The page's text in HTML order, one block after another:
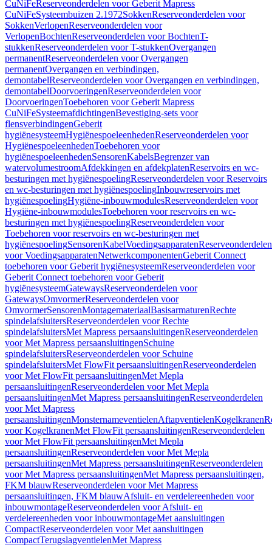
CuNiFeReserveonderdelen voor Geberit Mapress
CuNiFeSysteembuizen 2.1972SokkenReserveonderdelen voor
SokkenVerlopenReserveonderdelen voor
VerlopenBochtenReserveonderdelen voor BochtenT-
stukkenReserveonderdelen voor T-stukkenOvergangen
permanentReserveonderdelen voor Overgangen
permanentOvergangen en verbindingen,
demontabelReserveonderdelen voor Overgangen en verbindingen,
demontabelDoorvoeringenReserveonderdelen voor
DoorvoeringenToebehoren voor Geberit Mapress
CuNiFeSysteemafdichtingenBevestiging-sets voor
flensverbindingenGeberit
hygiënesysteemHygiënespoeleenhedenReserveonderdelen voor
HygiënespoeleenhedenToebehoren voor
hygiënespoeleenhedenSensorenKabelsBegrenzer van
watervolumestroomAfdekkingen en afdekplatenReservoirs en wc-
besturingen met hygiënespoelingReserveonderdelen voor Reservoirs
en wc-besturingen met hygiënespoelingInbouwreservoirs met
hygiënespoelingHygiëne-inbouwmodulesReserveonderdelen voor
Hygiëne-inbouwmodulesToebehoren voor reservoirs en wc-
besturingen met hygiënespoelingReserveonderdelen voor
Toebehoren voor reservoirs en wc-besturingen met
hygiënespoelingSensorenKabelVoedingsapparatenReserveonderdelen
voor VoedingsapparatenNetwerkcomponentenGeberit Connect
toebehoren voor Geberit hygiënesysteemReserveonderdelen voor
Geberit Connect toebehoren voor Geberit
hygiënesysteemGatewaysReserveonderdelen voor
GatewaysOmvormerReserveonderdelen voor
OmvormerSensorenMontagemateriaalBasisarmaturenRechte
spindelafsluitersReserveonderdelen voor Rechte
spindelafsluitersMet Mapress persaansluitingenReserveonderdelen
voor Met Mapress persaansluitingenSchuine
spindelafsluitersReserveonderdelen voor Schuine
spindelafsluitersMet FlowFit persaansluitingenReserveonderdelen
voor Met FlowFit persaansluitingenMet Mepla
persaansluitingenReserveonderdelen voor Met Mepla
persaansluitingenMet Mapress persaansluitingenReserveonderdelen
voor Met Mapress
persaansluitingenMonsternameventielenAftapventielenKogelkranen
voor KogelkranenMet FlowFit persaansluitingenReserveonderdelen
voor Met FlowFit persaansluitingenMet Mepla
persaansluitingenReserveonderdelen voor Met Mepla
persaansluitingenMet Mapress persaansluitingenReserveonderdelen
voor Met Mapress persaansluitingenMet Mapress persaansluitingen,
FKM blauwReserveonderdelen voor Met Mapress
persaansluitingen, FKM blauwAfsluit- en verdelereenheden voor
inbouwmontageReserveonderdelen voor Afsluit- en
verdelereenheden voor inbouwmontageMet aansluitingen
CompactReserveonderdelen voor Met aansluitingen
CompactTerugslagventielenMet Mapress